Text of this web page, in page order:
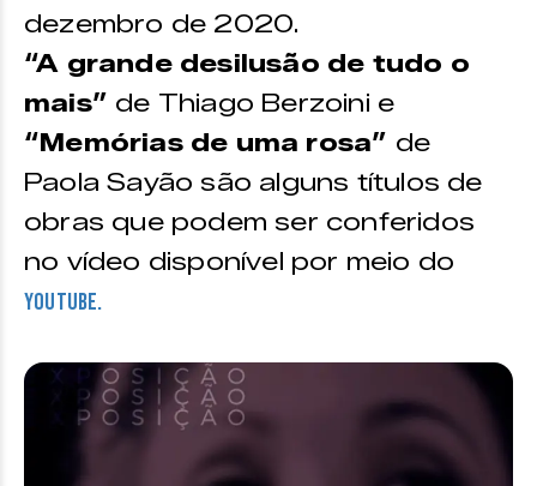
dezembro de 2020.
“A grande desilusão de tudo o
mais” de Thiago Berzoini e
“Memórias de uma rosa” de
Paola Sayão são alguns títulos de
obras que podem ser conferidos
no vídeo disponível por meio do
Youtube.